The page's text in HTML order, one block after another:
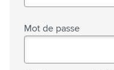
Mot de passe